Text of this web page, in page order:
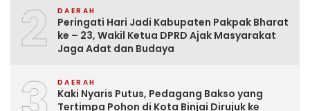
2 DAERAH
Peringati Hari Jadi Kabupaten Pakpak Bharat
ke – 23, Wakil Ketua DPRD Ajak Masyarakat
Jaga Adat dan Budaya
DAERAH
Kaki Nyaris Putus, Pedagang Bakso yang
Tertimpa Pohon di Kota Binjai Dirujuk ke